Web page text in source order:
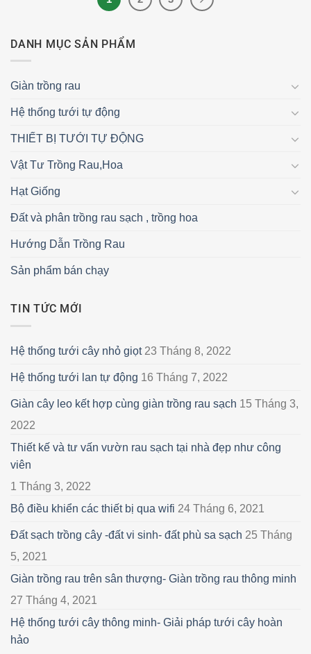
DANH MỤC SẢN PHẨM
Giàn trồng rau
Hệ thống tưới tự động
THIẾT BỊ TƯỚI TỰ ĐỘNG
Vật Tư Trồng Rau,Hoa
Hạt Giống
Đất và phân trồng rau sạch , trồng hoa
Hướng Dẫn Trồng Rau
Sản phẩm bán chạy
TIN TỨC MỚI
Hệ thống tưới cây nhỏ giọt 23 Tháng 8, 2022
Hệ thống tưới lan tự động 16 Tháng 7, 2022
Giàn cây leo kết hợp cùng giàn trồng rau sạch 15 Tháng 3,
2022
Thiết kế và tư vấn vườn rau sạch tại nhà đẹp như công
viên
1 Tháng 3, 2022
Bộ điều khiển các thiết bị qua wifi 24 Tháng 6, 2021
Đất sạch trồng cây -đất vi sinh- đất phù sa sạch 25 Tháng
5, 2021
Giàn trồng rau trên sân thượng- Giàn trồng rau thông minh
27 Tháng 4, 2021
Hệ thống tưới cây thông minh- Giải pháp tưới cây hoàn
hảo